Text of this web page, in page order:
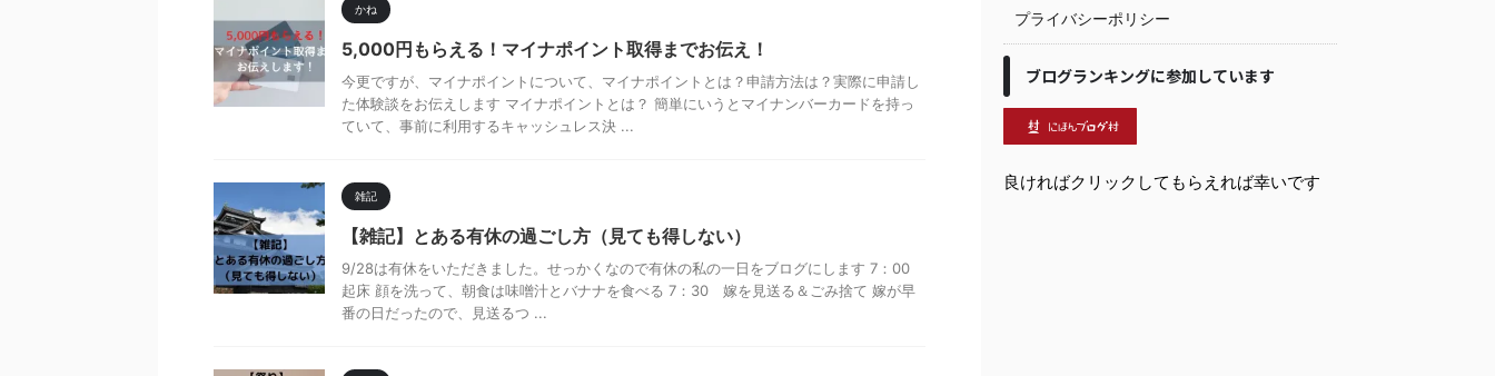
かね
5,000円もらえる！マイナポイント取得までお伝え！
今更ですが、マイナポイントについて、マイナポイントとは？申請方法は？実際に申請し
た体験談をお伝えします マイナポイントとは？ 簡単にいうとマイナンバーカードを持っ
ていて、事前に利用するキャッシュレス決 ...
雑記
【雑記】とある有休の過ごし方（見ても得しない）
9/28は有休をいただきました。せっかくなので有休の私の一日をブログにします 7：00
起床 顔を洗って、朝食は味噌汁とバナナを食べる 7：30 嫁を見送る＆ごみ捨て 嫁が早
番の日だったので、見送るつ ...
プライバシーポリシー
ブログランキングに参加しています
良ければクリックしてもらえれば幸いです